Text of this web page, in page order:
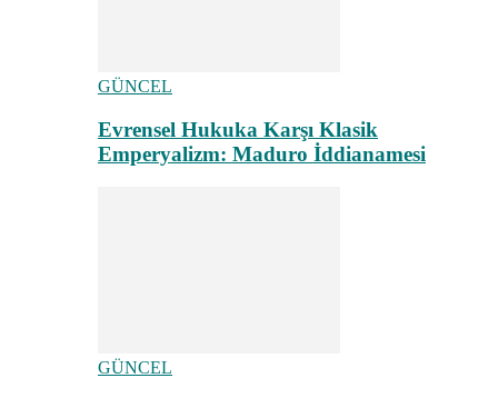
GÜNCEL
Evrensel Hukuka Karşı Klasik
Emperyalizm: Maduro İddianamesi
GÜNCEL